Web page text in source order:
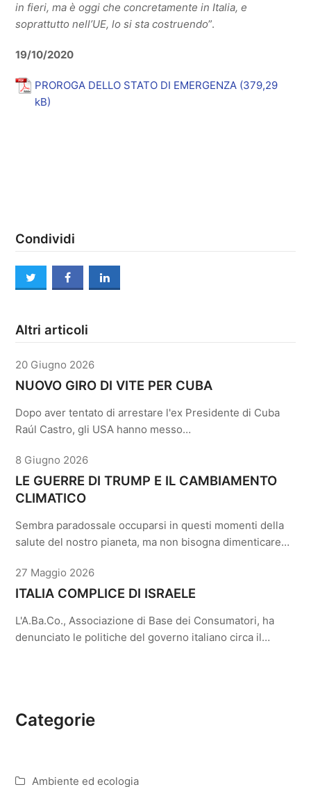
in fieri, ma è oggi che concretamente in Italia, e
soprattutto nell’UE, lo si sta costruendo”.
19/10/2020
PROROGA DELLO STATO DI EMERGENZA
Condividi
twitter facebooklinkedin
Altri articoli
20 Giugno 2026
NUOVO GIRO DI VITE PER CUBA
Dopo aver tentato di arrestare l'ex Presidente di Cuba
Raúl Castro, gli USA hanno messo…
8 Giugno 2026
LE GUERRE DI TRUMP E IL CAMBIAMENTO
CLIMATICO
Sembra paradossale occuparsi in questi momenti della
salute del nostro pianeta, ma non bisogna dimenticare…
27 Maggio 2026
ITALIA COMPLICE DI ISRAELE
L'A.Ba.Co., Associazione di Base dei Consumatori, ha
denunciato le politiche del governo italiano circa il…
Categorie
Ambiente ed ecologia